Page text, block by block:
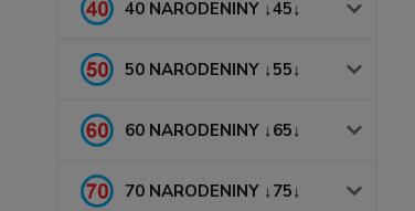
40 NARODENINY ↓45↓
50 NARODENINY ↓55↓
60 NARODENINY ↓65↓
70 NARODENINY ↓75↓